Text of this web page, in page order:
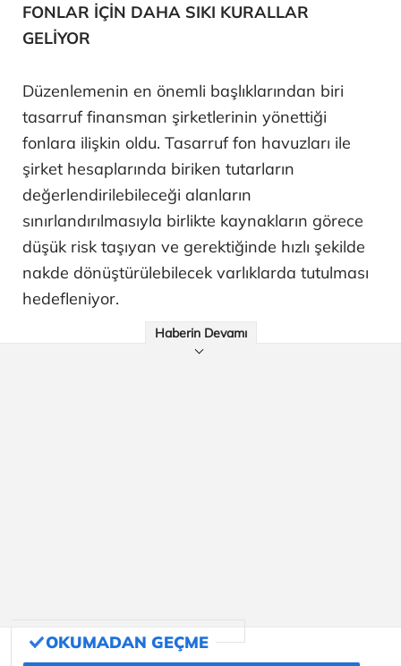
FONLAR İÇİN DAHA SIKI KURALLAR
GELİYOR
Düzenlemenin en önemli başlıklarından biri
tasarruf finansman şirketlerinin yönettiği
fonlara ilişkin oldu. Tasarruf fon havuzları ile
şirket hesaplarında biriken tutarların
değerlendirilebileceği alanların
sınırlandırılmasıyla birlikte kaynakların görece
düşük risk taşıyan ve gerektiğinde hızlı şekilde
nakde dönüştürülebilecek varlıklarda tutulması
hedefleniyor.
Haberin Devamı